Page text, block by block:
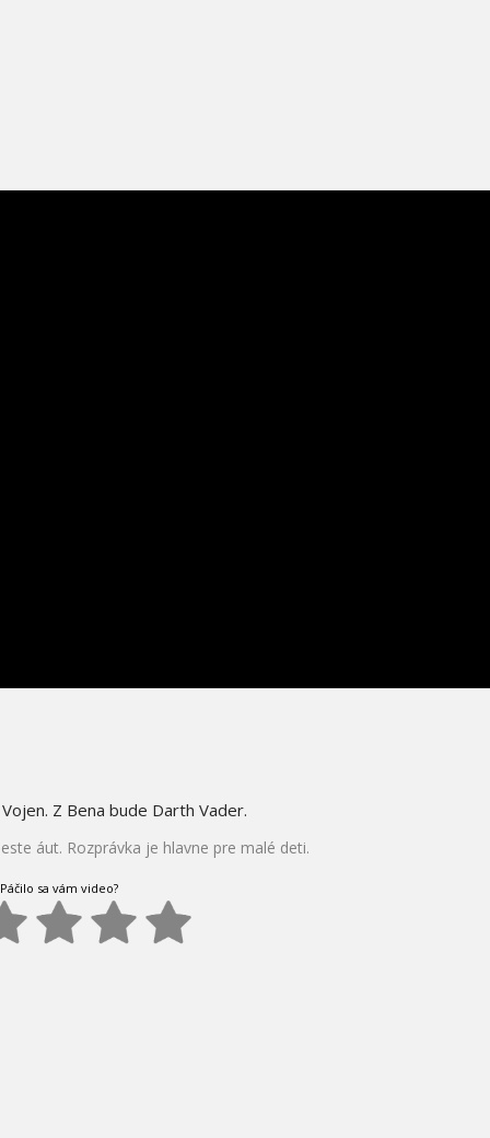
Z Bena bude Darth Vader.
áut. Rozprávka je hlavne pre malé deti.
Páčilo sa vám video?